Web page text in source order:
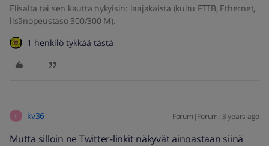
Elisalta tai sen kautta nykyisin: laajakaista (kuitu FTTB, Ethernet,
lisänopeustaso 300/300 M).
1 henkilö tykkää tästä
K kv36 Forum|Forum|3 years ago
Mutta silloin ne Twitter-linkit näkyvät ainoastaan siinä